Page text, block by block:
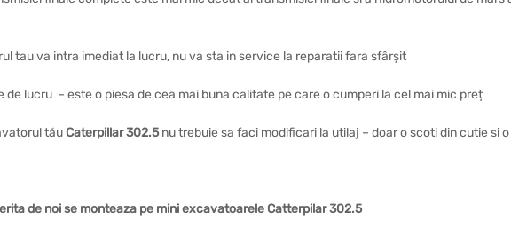
tau va intra imediat la lucru, nu va sta in service la reparatii fara sfârșit
de lucru – este o piesa de cea mai buna calitate pe care o cumperi la cel mai mic preț
tăuCaterpillar 302.5nu trebuie sa faci modificari la utilaj – doar o scoti din cutie si
de noi se monteaza pe mini excavatoarele Catterpilar 302.5